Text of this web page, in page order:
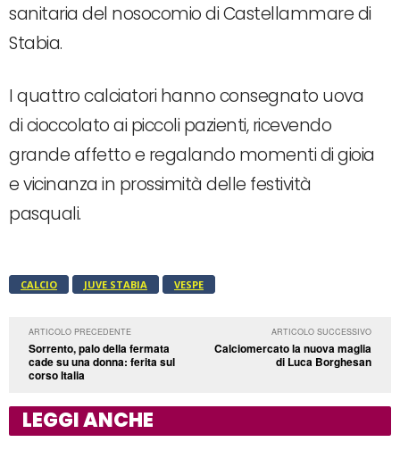
sanitaria del nosocomio di Castellammare di
Stabia.
I quattro calciatori hanno consegnato uova
di cioccolato ai piccoli pazienti, ricevendo
grande affetto e regalando momenti di gioia
e vicinanza in prossimità delle festività
pasquali.
CALCIO JUVE STABIA VESPE
ARTICOLO PRECEDENTE
Sorrento, palo della fermata
cade su una donna: ferita sul
corso Italia
ARTICOLO SUCCESSIVO
Calciomercato la nuova maglia
di Luca Borghesan
LEGGI ANCHE